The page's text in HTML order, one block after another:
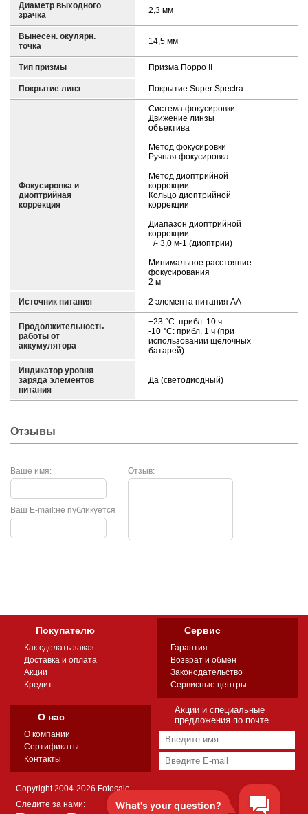
Диаметр выходного
зрачка
2,3 мм
Вынесен. окулярн.
точка
14,5 мм
Тип призмы Призма Порро II
Покрытие линз Покрытие Super Spectra
Фокусировка и
диоптрийная
коррекция
Система фокусировки
Движение линзы
объектива
Метод фокусировки
Ручная фокусировка
Метод диоптрийной
коррекции
Кольцо диоптрийной
коррекции
Диапазон диоптрийной
коррекции
+/- 3,0 м-1 (диоптрии)
Минимальное расстояние
фокусирования
2 м
Источник питания 2 элемента питания AA
Продолжительность
работы от
аккумулятора
+23 °C: прибл. 10 ч
-10 °C: прибл. 1 ч (при
использовании щелочных
батарей)
Индикатор уровня
заряда элементов
питания
Да (светодиодный)
Отзывы
Ваше имя: Отзыв:
не публикуется
Ваш E-mail:
Покупателю
Как сделать заказ
Доставка и оплата
Акции
Кредит
Сервис
Гарантия
Возврат и обмен
Законодательство
Сервисные центры
О нас
О компании
Сертификаты
Контакты
Акции и специальные
предложения по почте
Copyright 2004-2026 Fotosale
Следите за нами: